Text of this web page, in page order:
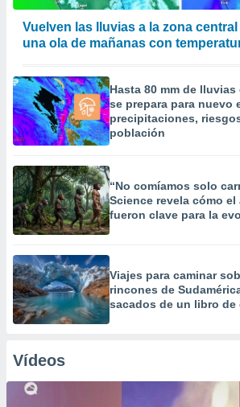
Vuelven las lluvias a la zona
una ola de mañanas con
Hasta 80 mm de
se prepara para nuevo
precipitaciones,
población
“No comíamos solo
Science revela cómo el
fueron clave para la
Viajes para caminar
rincones de
sacados de un libro de
Vídeos